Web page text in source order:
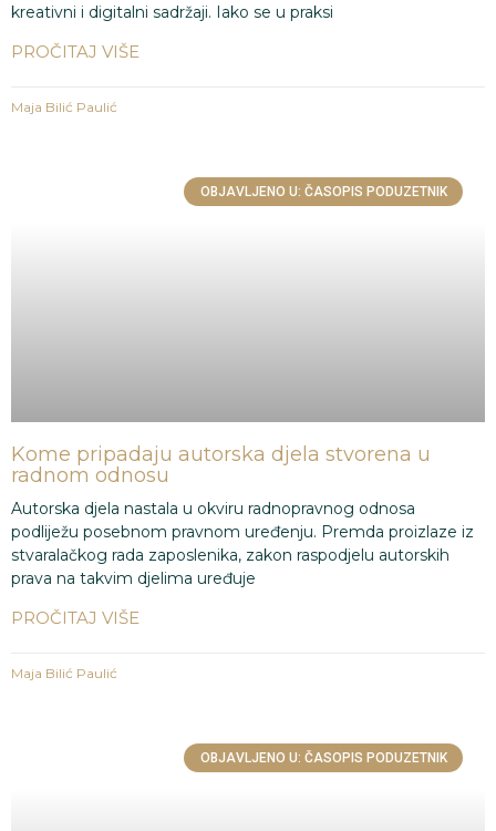
kreativni i digitalni sadržaji. Iako se u praksi
PROČITAJ VIŠE
Maja Bilić Paulić
OBJAVLJENO U: ČASOPIS PODUZETNIK
Kome pripadaju autorska djela stvorena u
radnom odnosu
Autorska djela nastala u okviru radnopravnog odnosa
podliježu posebnom pravnom uređenju. Premda proizlaze iz
stvaralačkog rada zaposlenika, zakon raspodjelu autorskih
prava na takvim djelima uređuje
PROČITAJ VIŠE
Maja Bilić Paulić
OBJAVLJENO U: ČASOPIS PODUZETNIK